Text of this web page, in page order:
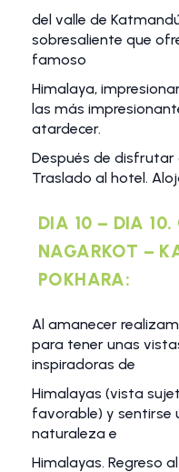
del valle de
sobresaliente que
famoso
Himalaya,
las más
atardecer.
Después de disfrutar
Traslado al hotel.
DIA 10 – DIA
NAGARKOT –
POKHARA:
Al amanecer
para tener unas
inspiradoras de
Himalayas (vista
favorable) y sentirse
naturaleza e
Himalayas. Regreso